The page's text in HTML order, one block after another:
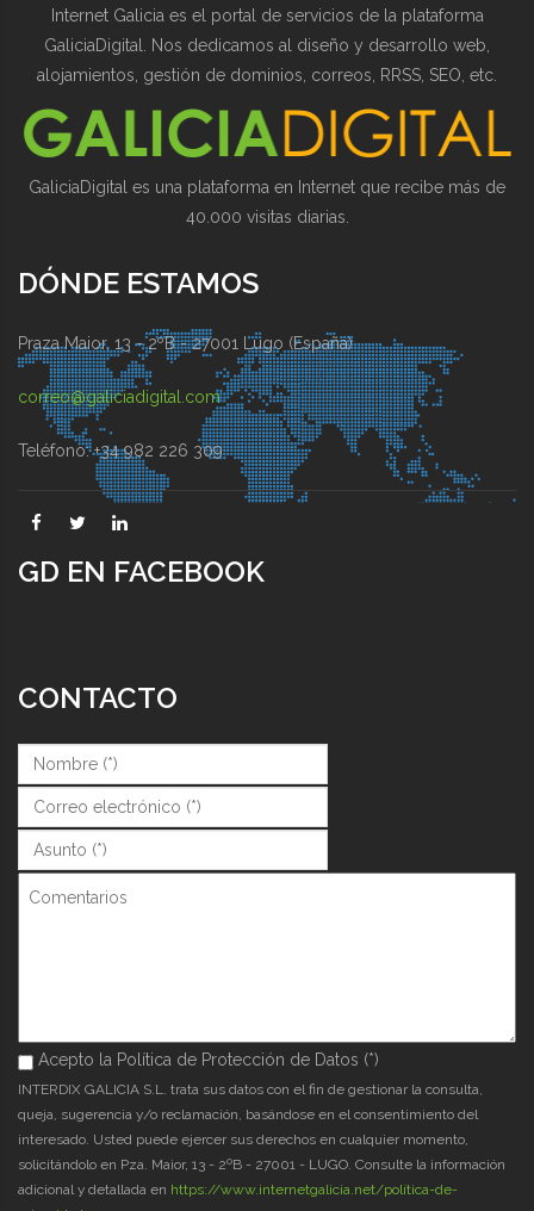
Internet Galicia es el portal de servicios de la plataforma
GaliciaDigital. Nos dedicamos al diseño y desarrollo web,
alojamientos, gestión de dominios, correos, RRSS, SEO, etc.
GaliciaDigital es una plataforma en Internet que recibe más de
40.000 visitas diarias.
DÓNDE ESTAMOS
Praza Maior, 13 - 2ºB - 27001 Lugo (España)
correo@galiciadigital.com
Teléfono: +34 982 226 309
GD EN FACEBOOK
CONTACTO
Nombre (*)*
Correo (*)*
Asunto (*)*
Comentarios
Acepto la Política de Protección de Datos (*)
Acepto la Política de Protección de Datos (*)
INTERDIX GALICIA S.L. trata sus datos con el fin de gestionar la consulta,
queja, sugerencia y/o reclamación, basándose en el consentimiento del
interesado. Usted puede ejercer sus derechos en cualquier momento,
solicitándolo en Pza. Maior, 13 - 2ºB - 27001 - LUGO. Consulte la información
adicional y detallada en https://www.internetgalicia.net/política-de-